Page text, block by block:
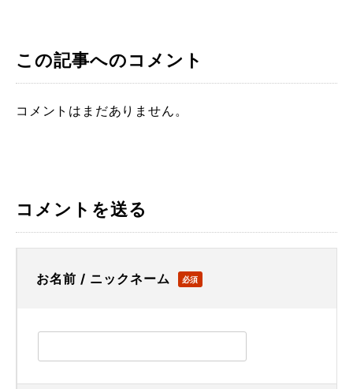
この記事へのコメント
コメントはまだありません。
コメントを送る
お名前 / ニックネーム 必須